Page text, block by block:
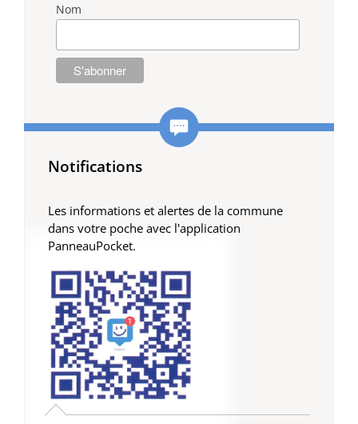
Nom
Notifications
Les informations et alertes de la commune
dans votre poche avec l'application
PanneauPocket.